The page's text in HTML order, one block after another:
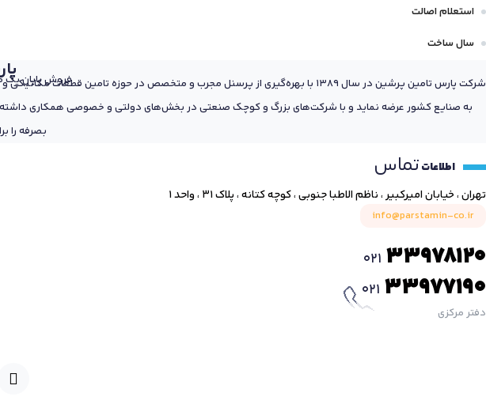
استعلام اصالت
سال ساخت
فروش پایان یک
شرکت پارس تامین پرشین در سال 1389 با بهره‌گیری از پرسنل مجرب و متخصص در
به صنایع کشور عرضه نماید و با شرکت‌های بزرگ و کوچک صنعتی در بخش‌های دولتی و خصوصی همکاری داشته
بصرفه را
اطلاعاتتماس
تهران ، خیابان امیرکبیر ، ناظم الاطبا جنوبی ، کوچه کتانه ، پلاک ۳۱ ، واحد ۱
info@parstamin-co.ir
021 33978120
021 33977190
دفتر مرکزی